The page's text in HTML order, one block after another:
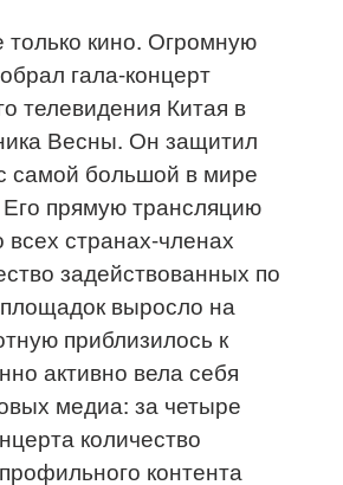
кино. Огромную
гала-концерт
телевидения Китая в
Весны. Он защитил
самой большой в мире
прямую трансляцию
странах-членах
задействованных по
выросло на
приблизилось к
активно вела себя
медиа: за четыре
количество
контента